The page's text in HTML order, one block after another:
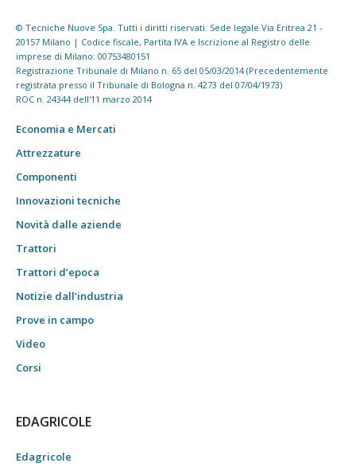
© Tecniche Nuove Spa. Tutti i diritti riservati. Sede legale Via Eritrea 21 -
20157 Milano | Codice fiscale, Partita IVA e Iscrizione al Registro delle
imprese di Milano: 00753480151
Registrazione Tribunale di Milano n. 65 del 05/03/2014 (Precedentemente
registrata presso il Tribunale di Bologna n. 4273 del 07/04/1973)
ROC n. 24344 dell'11 marzo 2014
Economia e Mercati
Attrezzature
Componenti
Innovazioni tecniche
Novità dalle aziende
Trattori
Trattori d’epoca
Notizie dall’industria
Prove in campo
Video
Corsi
EDAGRICOLE
Edagricole